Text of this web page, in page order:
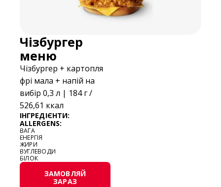
Чізбургер
меню
Чізбургер + картопля
фрі мала + напій на
вибір 0,3 л | 184 г /
526,61 ккал
ІНГРЕДІЄНТИ:
ALLERGENS:
ВАГА
ЕНЕРГІЯ
ЖИРИ
ВУГЛЕВОДИ
БІЛОК
ЗАМОВЛЯЙ
ЗАРАЗ